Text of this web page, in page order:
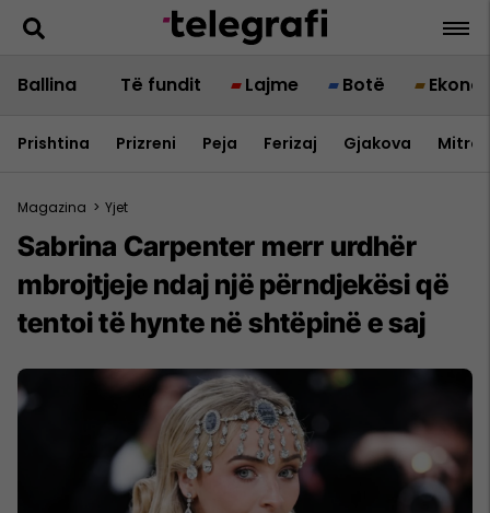
Ballina Të fundit Lajme Botë
Prishtina Prizreni Peja Ferizaj Gjakova
Magazina > Yjet
Sabrina Carpenter merr urdhër
mbrojtjeje ndaj një përndjekësi që
tentoi të hynte në shtëpinë e saj